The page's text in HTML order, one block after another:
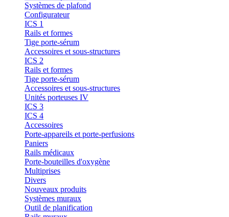
Systèmes de plafond
Configurateur
ICS 1
Rails et formes
Tige porte-sérum
Accessoires et sous-structures
ICS 2
Rails et formes
Tige porte-sérum
Accessoires et sous-structures
Unités porteuses IV
ICS 3
ICS 4
Accessoires
Porte-appareils et porte-perfusions
Paniers
Rails médicaux
Porte-bouteilles d'oxygène
Multiprises
Divers
Nouveaux produits
Systèmes muraux
Outil de planification